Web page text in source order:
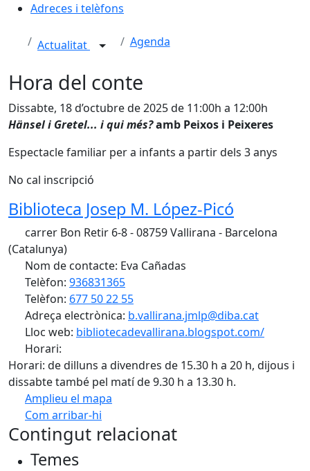
Adreces i telèfons
Actualitat Agenda
Hora del conte
Dissabte, 18 d’octubre de 2025 de 11:00h a 12:00h
Hänsel i Gretel... i qui més?amb Peixos i Peixeres
Espectacle familiar per a infants a partir dels 3 anys
No cal inscripció
Biblioteca Josep M. López-Picó
carrer Bon Retir 6-8 - 08759 Vallirana - Barcelona
(Catalunya)
Nom de contacte: Eva Cañadas
Telèfon: 936831365
Telèfon: 677 50 22 55
Adreça electrònica: b.vallirana.jmlp@diba.cat
Lloc web: bibliotecadevallirana.blogspot.com/
Horari:
Horari: de dilluns a divendres de 15.30 h a 20 h, dijous i
dissabte també pel matí de 9.30 h a 13.30 h.
Amplieu el mapa
Com arribar-hi
+
Contingut relacionat
Temes